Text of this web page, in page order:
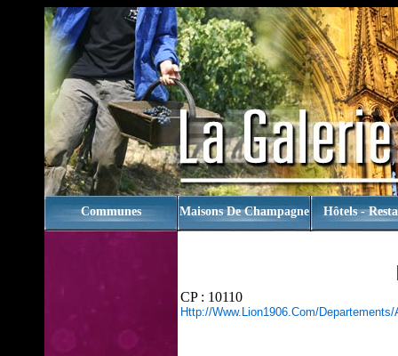
Communes Maisons De Champagne Hôtels -
CP : 10110
Http://www.lion1906.com/